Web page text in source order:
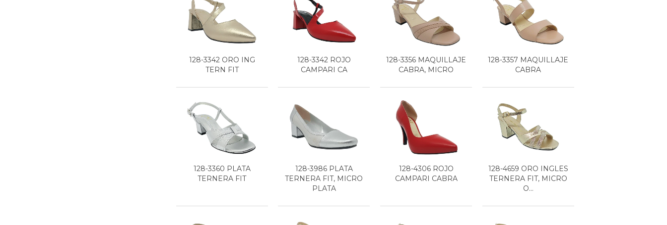
128-3342 ORO ING
TERN FIT
128-3342 ROJO
CAMPARI CA
128-3356 MAQUILLAJE
CABRA, MICRO
128-3357 MAQUILLAJE
CABRA
128-3360 PLATA
TERNERA FIT
128-3986 PLATA
TERNERA FIT, MICRO
PLATA
128-4306 ROJO
CAMPARI CABRA
128-4659 ORO INGLES
TERNERA FIT, MICRO
O...